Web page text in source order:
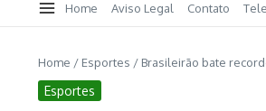
Home Aviso Legal Contato
Home / Esportes / Brasileirão bate
Esportes